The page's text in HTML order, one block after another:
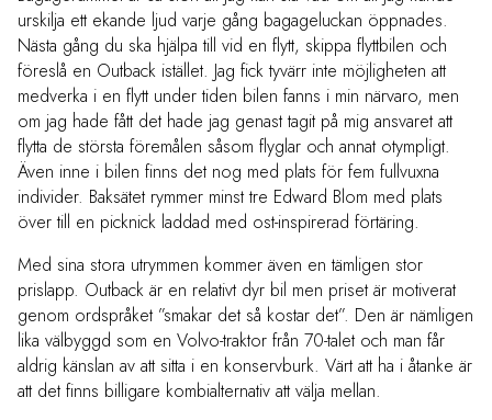
urskilja ett ekande ljud varje gång bagageluckan öppnades.
Nästa gång du ska hjälpa till vid en flytt, skippa flyttbilen och
föreslå en Outback istället. Jag fick tyvärr inte möjligheten att
medverka i en flytt under tiden bilen fanns i min närvaro, men
om jag hade fått det hade jag genast tagit på mig ansvaret att
flytta de största föremålen såsom flyglar och annat otympligt.
Även inne i bilen finns det nog med plats för fem fullvuxna
individer. Baksätet rymmer minst tre Edward Blom med plats
över till en picknick laddad med ost-inspirerad förtäring.
Med sina stora utrymmen kommer även en tämligen stor
prislapp. Outback är en relativt dyr bil men priset är motiverat
genom ordspråket ”smakar det så kostar det”. Den är nämligen
lika välbyggd som en Volvo-traktor från 70-talet och man får
aldrig känslan av att sitta i en konservburk. Värt att ha i åtanke är
att det finns billigare kombialternativ att välja mellan.